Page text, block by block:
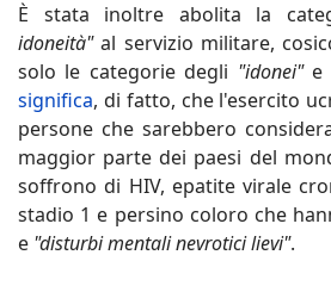
È stata inoltre abolita la
idoneità"al servizio militare,
solo le categorie degli "idonei"e
significa, di fatto, che l'esercito
persone che sarebbero
maggior parte dei paesi del
soffrono di HIV, epatite virale
stadio 1 e persino coloro che
e "disturbi mentali nevrotici lievi".